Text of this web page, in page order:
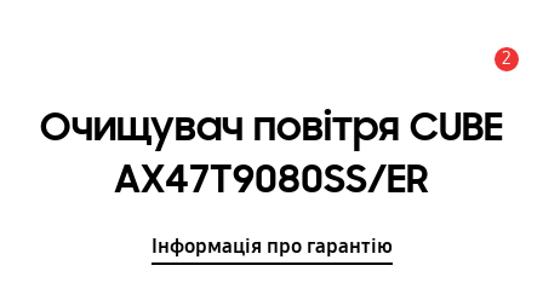
2
Очищувач повітря CUBE
AX47T9080SS/ER
Інформація про гарантію